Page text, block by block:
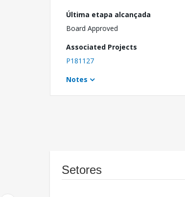
Última etapa alcançada
Board Approved
Associated Projects
P181127
Notes
Setores